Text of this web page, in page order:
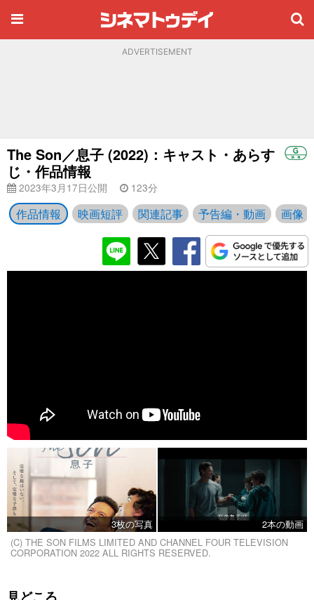
ADVERTISEMENT
The Son／息子 (2022)：キャスト・あらす
じ・作品情報
2023年3月17日公開 123分
作品情報 映画短評 関連記事 予告編・動画 画像
3枚の写真
2本の動画
(C) THE SON FILMS LIMITED AND CHANNEL FOUR TELEVISION
CORPORATION 2022 ALL RIGHTS RESERVED.
見どころ